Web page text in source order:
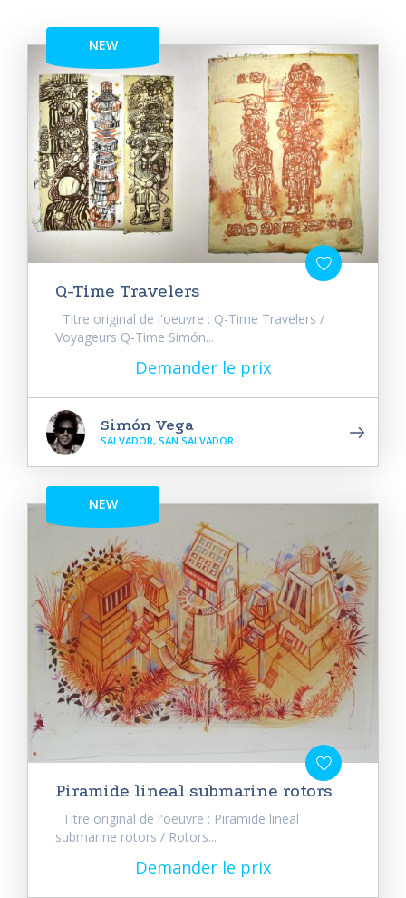
NEW
Q-Time Travelers
Titre original de l'oeuvre : Q-Time Travelers /
Voyageurs Q-Time Simón...
Demander le prix
Simón Vega
SALVADOR, SAN SALVADOR
NEW
Piramide lineal submarine rotors
Titre original de l'oeuvre : Piramide lineal
submarine rotors / Rotors...
Demander le prix